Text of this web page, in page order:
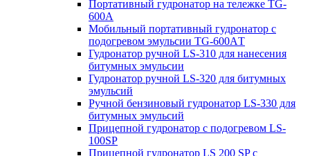
Портативный гудронатор на тележке TG-
600A
Мобильный портативный гудронатор с
подогревом эмульсии TG-600AТ
Гудронатор ручной LS-310 для нанесения
битумных эмульсии
Гудронатор ручной LS-320 для битумных
эмульсий
Ручной бензиновый гудронатор LS-330 для
битумных эмульсий
Прицепной гудронатор с подогревом LS-
100SP
Прицепной гудронатор LS 200 SP с